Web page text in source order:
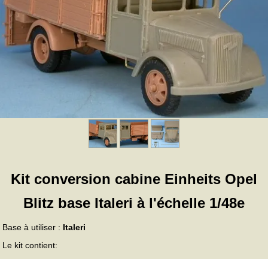
Kit conversion cabine Einheits Opel
Blitz base Italeri à l'échelle 1/48e
Base à utiliser : Italeri
Le kit contient: